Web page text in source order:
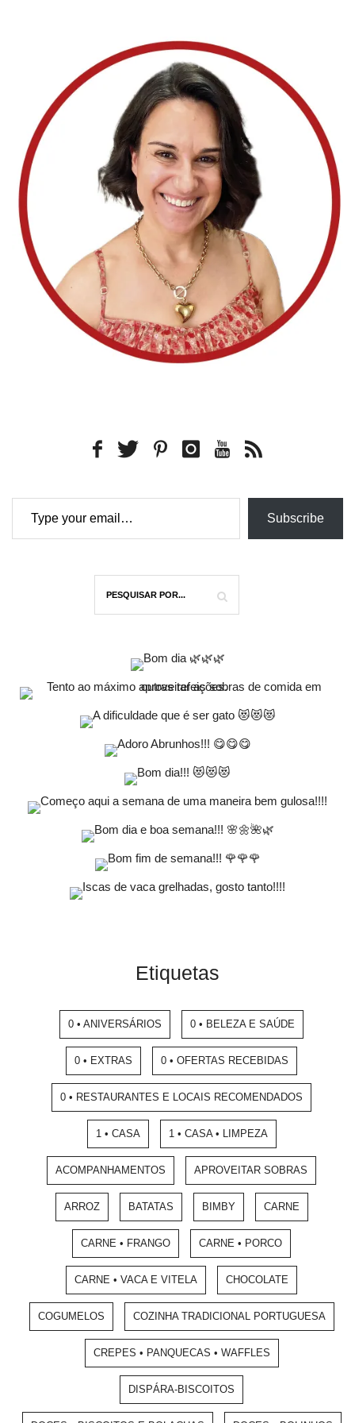
Type your email…
Subscribe
Etiquetas
0 • ANIVERSÁRIOS 0 • BELEZA E SAÚDE
0 • EXTRAS 0 • OFERTAS RECEBIDAS
0 • RESTAURANTES E LOCAIS RECOMENDADOS
1 • CASA 1 • CASA • LIMPEZA
ACOMPANHAMENTOS APROVEITAR SOBRAS
ARROZ BATATAS BIMBY CARNE
CARNE • FRANGO CARNE • PORCO
CARNE • VACA E VITELA CHOCOLATE
COGUMELOS COZINHA TRADICIONAL PORTUGUESA
CREPES • PANQUECAS • WAFFLES
DISPÁRA-BISCOITOS